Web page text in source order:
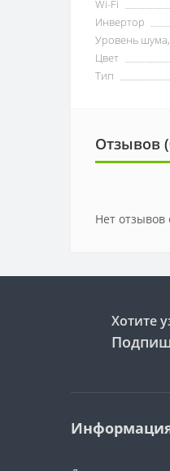
Wi-Fi
Инвертор
Уровень
Цвет
Тип
Отзывов
Нет отзывов
Хотите